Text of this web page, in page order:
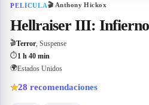
PELÍCULA🎬 Anthony Hickox
Hellraiser III:
🎬Terror , Suspense
⏱1 h 40 min
🌍Estados Unidos
★28 recomendaciones